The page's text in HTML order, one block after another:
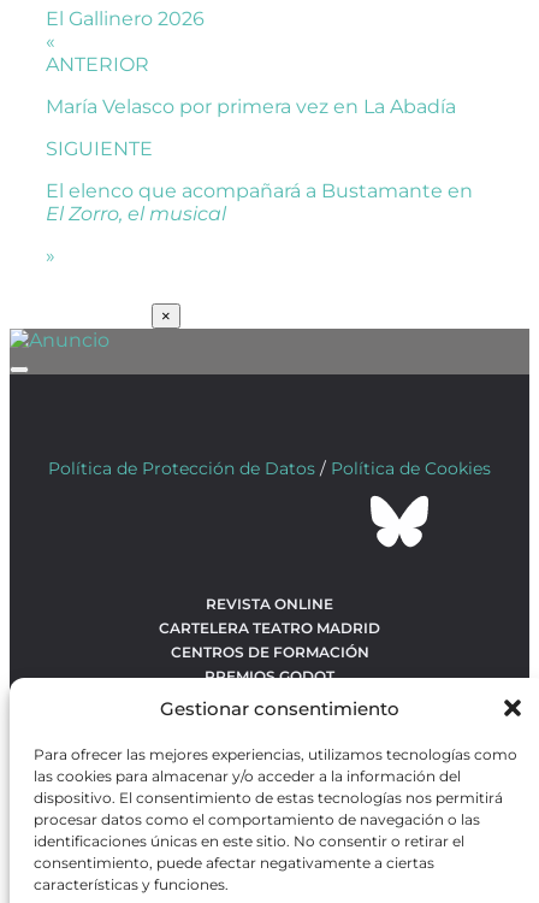
Gestionar consentimiento
Para ofrecer las mejores experiencias, utilizamos tecnologías como
las cookies para almacenar y/o acceder a la información del
dispositivo. El consentimiento de estas tecnologías nos permitirá
procesar datos como el comportamiento de navegación o las
identificaciones únicas en este sitio. No consentir o retirar el
consentimiento, puede afectar negativamente a ciertas
características y funciones.
El Gallinero 2026
«
ANTERIOR
María Velasco por primera vez en La Abadía
SIGUIENTE
El elenco que acompañará a Bustamante en
El Zorro, el musical
»
×
Política de Protección de Datos / Política de Cookies
REVISTA ONLINE
CARTELERA TEATRO MADRID
CENTROS DE FORMACIÓN
PREMIOS GODOT
CONTACTO
OBRAS MÁS VOTADAS
RANKING MEJORES OBRAS
BÚSQUEDA AVANZADA DE OBRAS